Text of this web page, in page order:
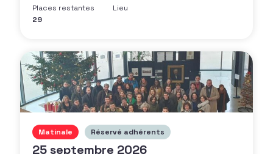
Places restantes
29
Lieu
Matinale Réservé adhérents
25 septembre 2026